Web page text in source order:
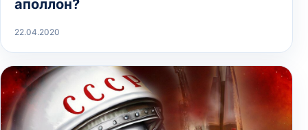
аполлон?
22.04.2020